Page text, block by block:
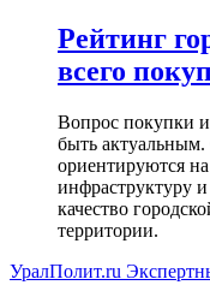
Рейтинг
всего
Вопрос покупки
быть
ориентируются
инфраструктуру
качество
территории.
УралПолит.ru